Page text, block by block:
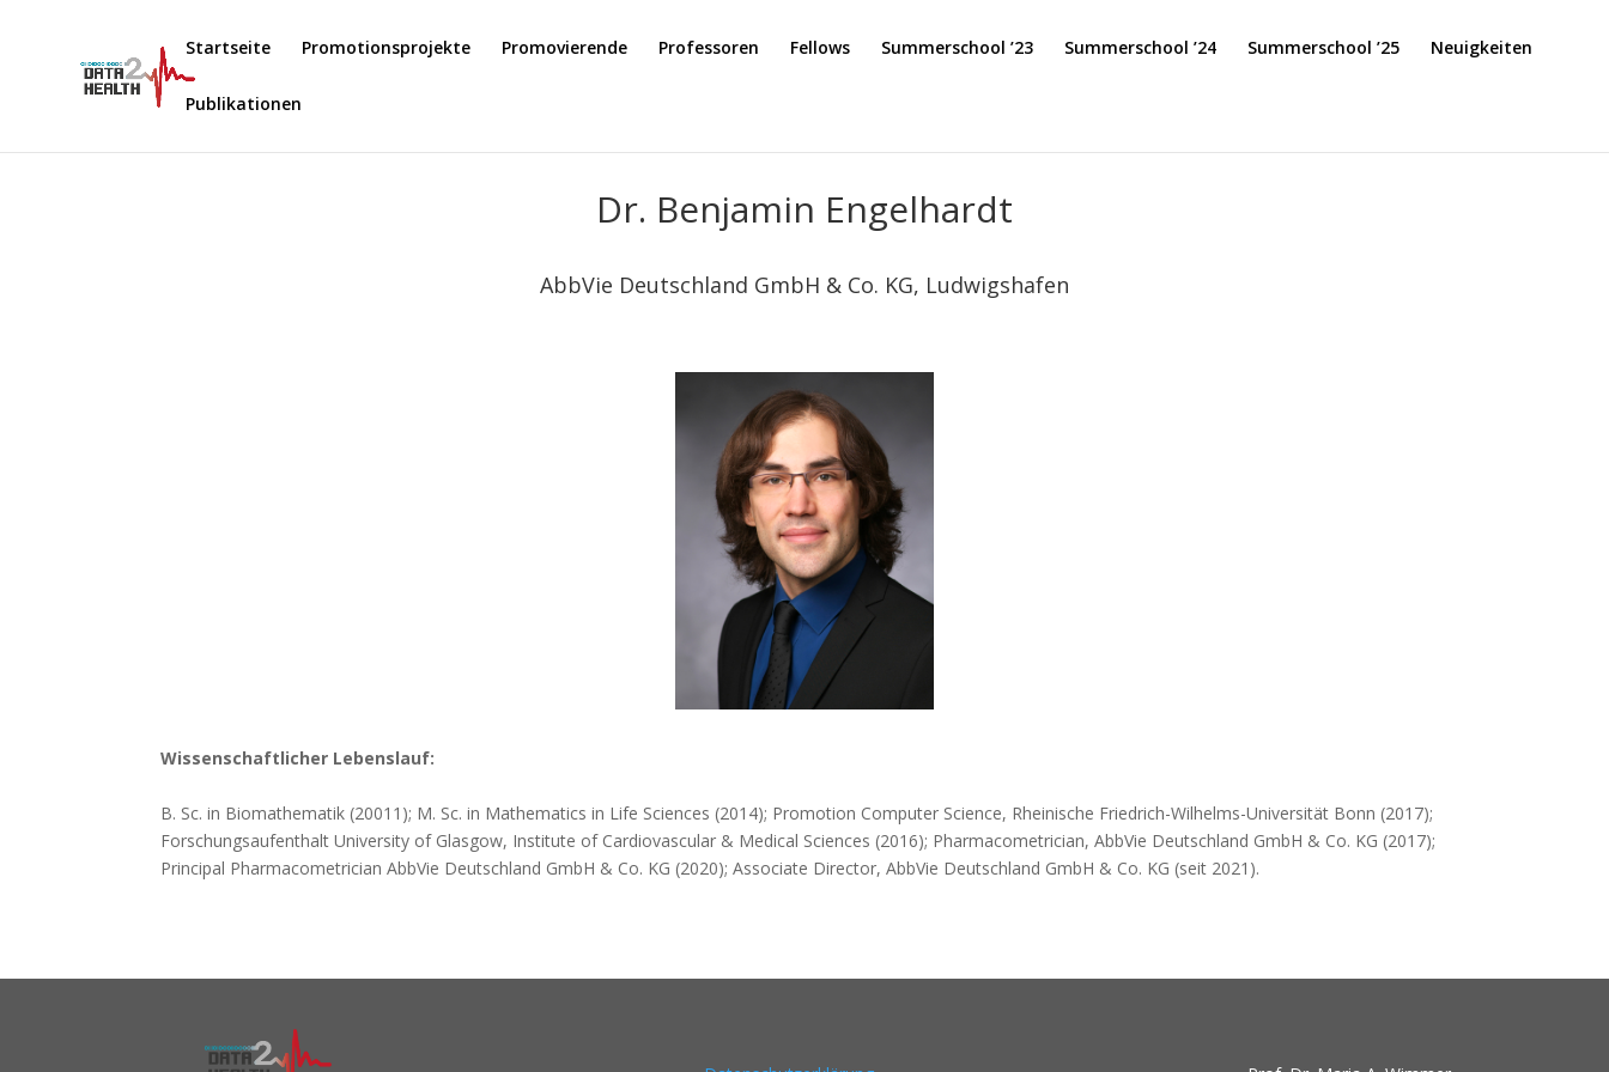
Startseite Promotionsprojekte Promovierende Professoren Fellows Summerschool ’23 Summerschool ’24 Summerschool ’25 Neuigkeiten
Publikationen
Dr. Benjamin Engelhardt
AbbVie Deutschland GmbH & Co. KG, Ludwigshafen
Wissenschaftlicher Lebenslauf:
B. Sc. in Biomathematik (20011); M. Sc. in Mathematics in Life Sciences (2014); Promotion Computer Science, Rheinische Friedrich-Wilhelms-Universität Bonn (2017);
Forschungsaufenthalt University of Glasgow, Institute of Cardiovascular & Medical Sciences (2016); Pharmacometrician, AbbVie Deutschland GmbH & Co. KG (2017);
Principal Pharmacometrician AbbVie Deutschland GmbH & Co. KG (2020); Associate Director, AbbVie Deutschland GmbH & Co. KG (seit 2021).